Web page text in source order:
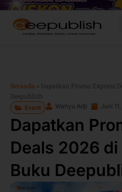
Lewati
konten
Beranda »
Dapatkan Promo Express
Deepublish
Event Wahyu Adji Juni
Dapatkan
Deals 2026
Buku